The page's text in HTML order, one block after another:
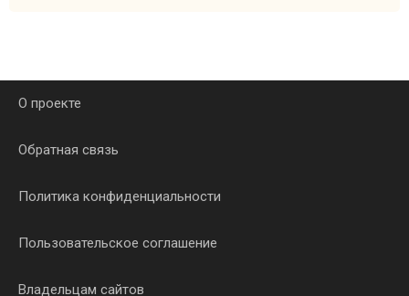
О проекте
Обратная связь
Политика конфиденциальности
Пользовательское соглашение
Владельцам сайтов